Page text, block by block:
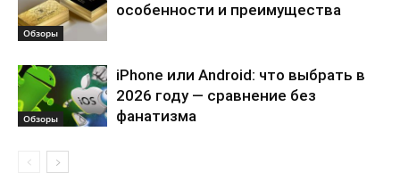
Обзоры
особенности и преимущества
Обзоры
iPhone или Android: что выбрать в
2026 году — сравнение без
фанатизма